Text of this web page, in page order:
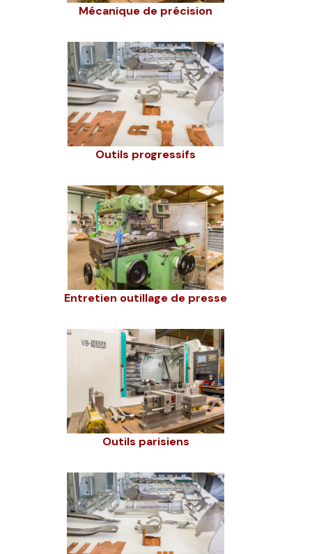
Mécanique de précision
Outils progressifs
Entretien outillage de presse
Outils parisiens